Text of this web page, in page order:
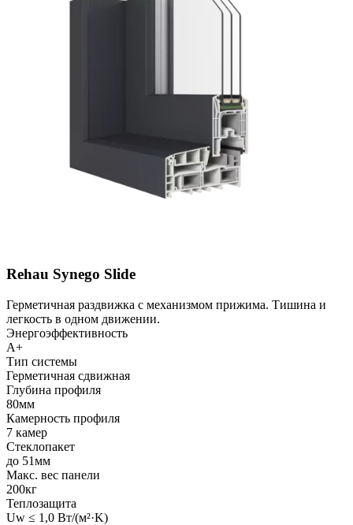
Rehau Synego Slide
Герметичная раздвижка с механизмом прижима. Тишина и
легкость в одном движении.
Энергоэффективность
A+
Тип системы
Герметичная сдвижная
Глубина профиля
80мм
Камерность профиля
7 камер
Стеклопакет
до 51мм
Макс. вес панели
200кг
Теплозащита
Uw ≤ 1,0 Вт/(м²·K)